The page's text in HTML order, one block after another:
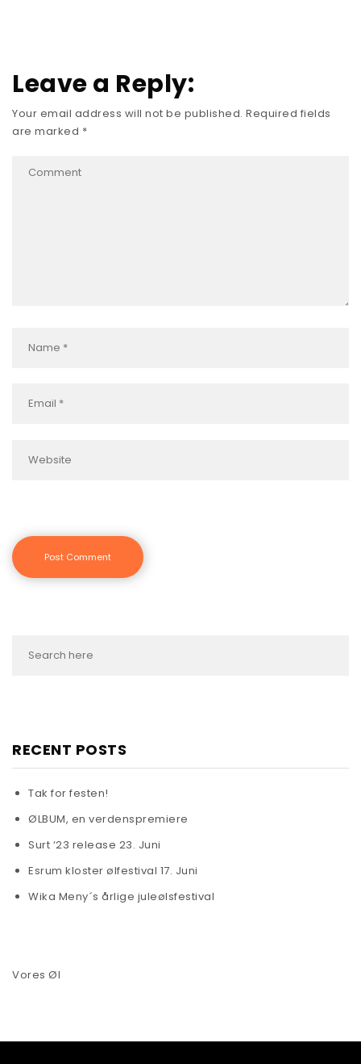
Leave a Reply:
Your email address will not be published. Required fields
are marked *
RECENT POSTS
Tak for festen!
ØLBUM, en verdenspremiere
Surt ‘23 release 23. Juni
Esrum kloster ølfestival 17. Juni
Wika Meny´s årlige juleølsfestival
Vores Øl